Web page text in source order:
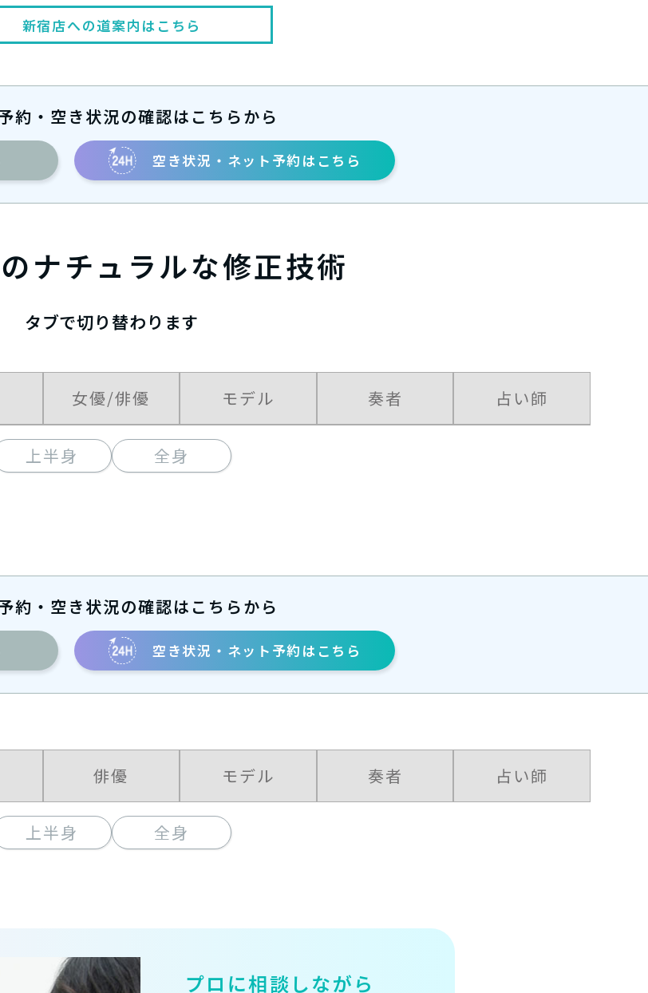
新宿店への道案内はこちら
約・空き状況の確認はこちらから
空き状況・ネット予約 はこちら
ナチュラルな修正技術
タブで切り替わります
女優/俳優 モデル 奏者 占い師
上半身 全身
約・空き状況の確認はこちらから
空き状況・ネット予約 はこちら
俳優 モデル 奏者 占い師
上半身 全身
プロに相談しながら